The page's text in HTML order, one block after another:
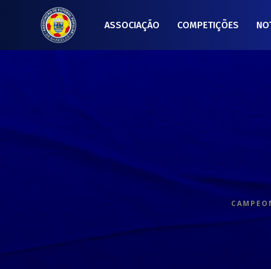
ASSOCIAÇÃO COMPETIÇÕES